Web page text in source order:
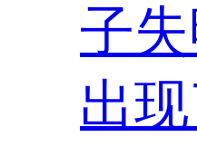
子
出